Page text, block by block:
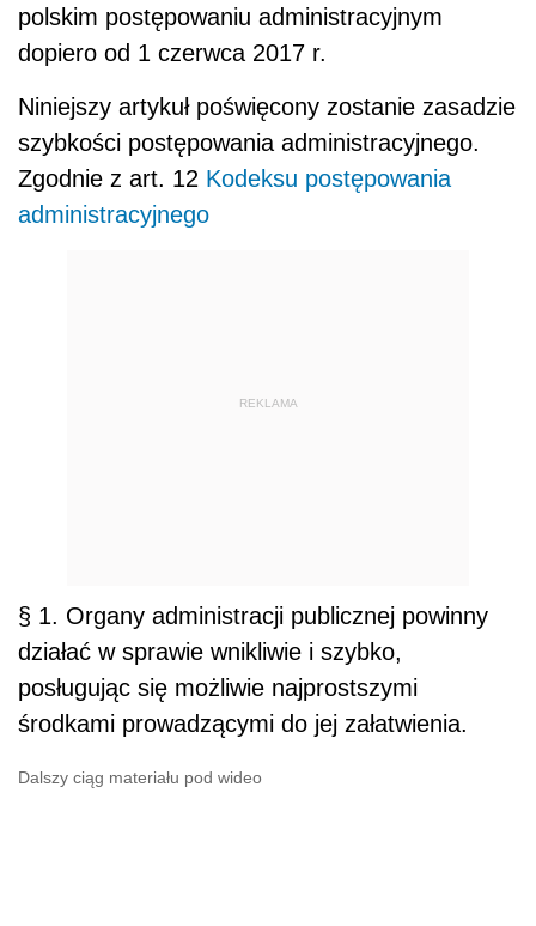
polskim postępowaniu administracyjnym
dopiero od 1 czerwca 2017 r.
Niniejszy artykuł poświęcony zostanie zasadzie
szybkości postępowania administracyjnego.
Zgodnie z art. 12 Kodeksu postępowania
administracyjnego
REKLAMA
§ 1. Organy administracji publicznej powinny
działać w sprawie wnikliwie i szybko,
posługując się możliwie najprostszymi
środkami prowadzącymi do jej załatwienia.
Dalszy ciąg materiału pod wideo